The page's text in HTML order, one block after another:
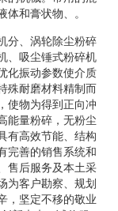
和膏状物、。
分、涡轮除尘粉碎
、吸尘锤式粉碎机
化振动参数使介质
殊耐磨材料精制而
使物为得到正向冲
能量粉碎，无粉尘
有高效节能、结构
完善的销售系统和
售后服务及本土采
为客户勘察、规划
，坚定不移的敬业